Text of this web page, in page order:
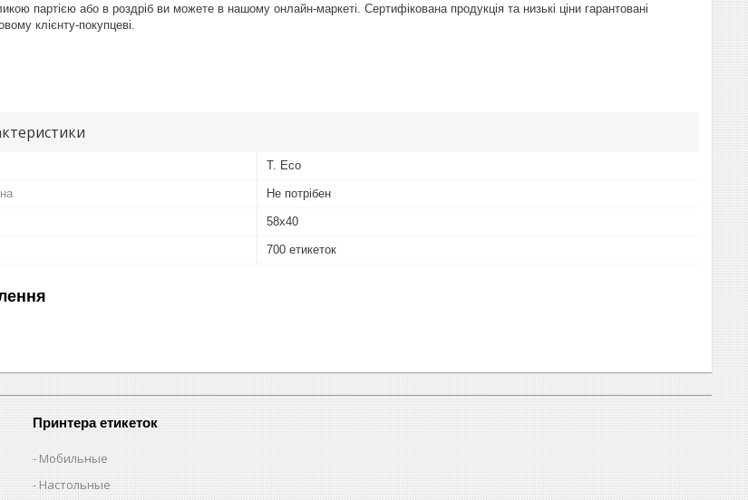
партією або в роздріб ви можете в нашому онлайн-маркеті. Сертифікована продукція та низькі ціни гарантовані
клієнту-покупцеві.
T. Eco
Не потрібен
58x40
700 етикеток
Принтера етикеток
Мобильные
Настольные